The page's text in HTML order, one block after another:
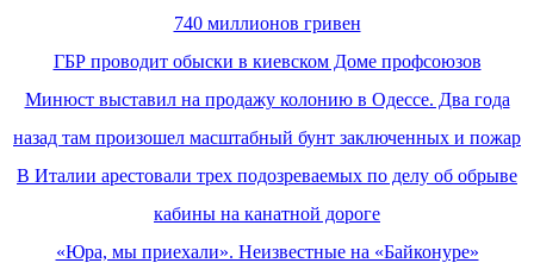
740 миллионов гривен
ГБР проводит обыски в киевском Доме профсоюзов
Минюст выставил на продажу колонию в Одессе. Два года
назад там произошел масштабный бунт заключенных и пожар
В Италии арестовали трех подозреваемых по делу об обрыве
кабины на канатной дороге
«Юра, мы приехали». Неизвестные на «Байконуре»